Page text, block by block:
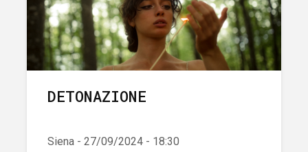
DETONAZIONE
Siena - 27/09/2024 - 18:30